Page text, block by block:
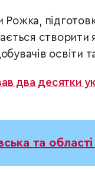
освіти
два десятки
та